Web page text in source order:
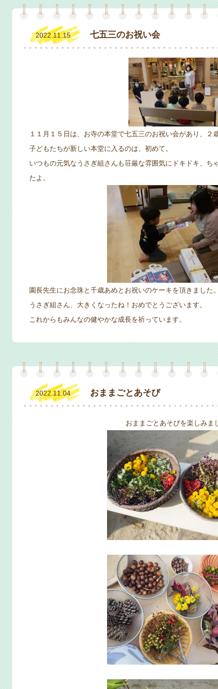
2022.11.15 七五三のお祝い会
１１月１５日は、お寺の本堂で七五三のお祝い会があり、２
子どもたちが新しい本堂に入るのは、初めて。
いつもの元気なうさぎ組さんも荘厳な雰囲気にドキドキ、ち
たよ。
園長先生にお念珠と千歳あめとお祝いのケーキを頂きました
うさぎ組さん、大きくなったね！おめでとうございます。
これからもみんなの健やかな成長を祈っています。
2022.11.04 おままごとあそび
おままごとあそびを楽しみま